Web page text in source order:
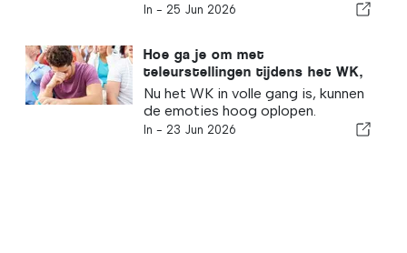
In - 25 Jun 2026
Hoe ga je om met
teleurstellingen tijdens het WK,
volgens een psychiater
Nu het WK in volle gang is, kunnen
de emoties hoog oplopen.
In - 23 Jun 2026